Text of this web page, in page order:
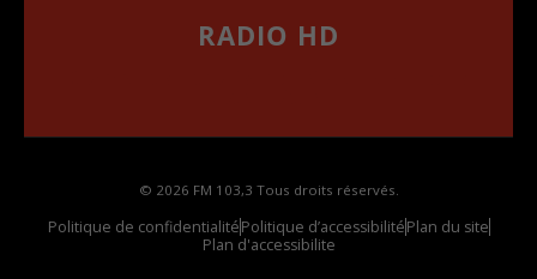
RADIO HD
© 2026 FM 103,3 Tous droits réservés.
Politique de confidentialitéPolitique d’accessibilitéPlan du site
Plan d'accessibilite